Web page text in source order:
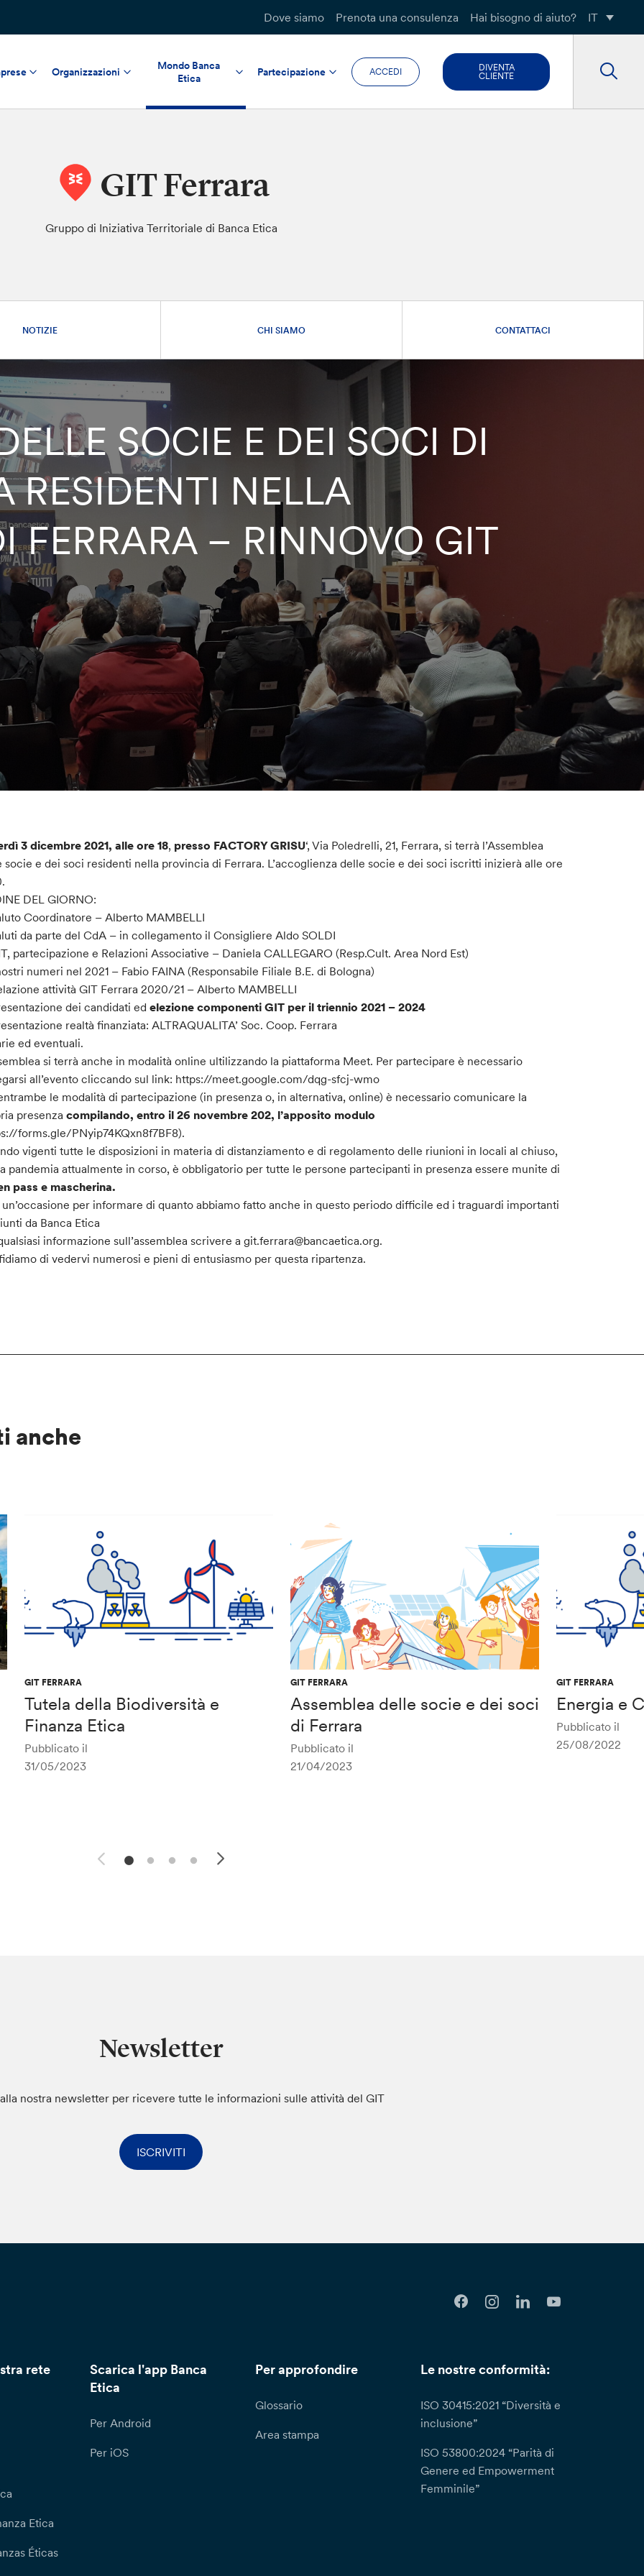
Dove siamo Prenota una consulenza Hai bisogno di aiuto? IT
Organizzazioni
Mondo Banca
Etica
Partecipazione ACCEDI
DIVENTA
CLIENTE
GIT Ferrara
Gruppo di Iniziativa Territoriale di Banca Etica
NOTIZIE CHI SIAMO CONTATTACI
SOCIE E DEI SOCI DI
RESIDENTI NELLA
FERRARA – RINNOVO GIT
3 dicembre 2021, alle ore 18, presso FACTORY GRISU‘, Via Poledrelli, 21, Ferrara, si terrà l’Assemblea
socie e dei soci residenti nella provincia di Ferrara. L’accoglienza delle socie e dei soci iscritti inizierà alle ore
DEL GIORNO:
Coordinatore – Alberto MAMBELLI
da parte del CdA – in collegamento il Consigliere Aldo SOLDI
partecipazione e Relazioni Associative – Daniela CALLEGARO (Resp.Cult. Area Nord Est)
numeri nel 2021 – Fabio FAINA (Responsabile Filiale B.E. di Bologna)
attività GIT Ferrara 2020/21 – Alberto MAMBELLI
dei candidati edelezione componenti GIT per il triennio 2021 – 2024
realtà finanziata: ALTRAQUALITA’ Soc. Coop. Ferrara
ed eventuali.
si terrà anche in modalità online ultilizzando la piattaforma Meet. Per partecipare è necessario
all’evento cliccando sul link: https://meet.google.com/dqg-sfcj-wmo
le modalità di partecipazione (in presenza o, in alternativa, online) è necessario comunicare la
presenza compilando, entro il 26 novembre 202, l’apposito modulo
forms.gle/PNyip74KQxn8f7BF8).
vigenti tutte le disposizioni in materia di distanziamento e di regolamento delle riunioni in locali al chiuso,
pandemia attualmente in corso, è obbligatorio per tutte le persone partecipanti in presenza essere munite di
pass e mascherina.
un’occasione per informare di quanto abbiamo fatto anche in questo periodo difficile ed i traguardi importanti
da Banca Etica
informazione sull’assemblea scrivere a git.ferrara@bancaetica.org.
di vedervi numerosi e pieni di entusiasmo per questa ripartenza.
anche
GIT FERRARA
Tutela della Biodiversità e
Finanza Etica
Pubblicato il
31/05/2023
GIT FERRARA
Assemblea delle socie e dei soci
di Ferrara
Pubblicato il
21/04/2023
GIT FERRARA
Energia e
Pubblicato il
25/08/2022
Newsletter
nostra newsletter per ricevere tutte le informazioni sulle attività del GIT
ISCRIVITI
rete
Etica
Éticas
Scarica l'app Banca
Etica
Per Android
Per iOS
Per approfondire
Glossario
Area stampa
Le nostre conformità:
ISO 30415:2021 “Diversità e
inclusione”
ISO 53800:2024 “Parità di
Genere ed Empowerment
Femminile”